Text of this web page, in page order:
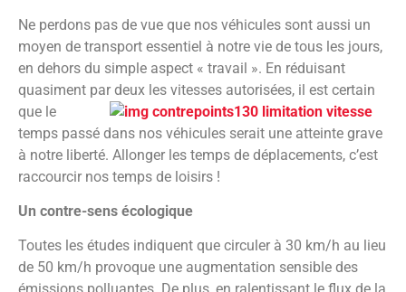
Ne perdons pas de vue que nos véhicules sont aussi un
moyen de transport essentiel à notre vie de tous les jours,
en dehors du simple aspect « travail ». En réduisant
quasiment par deux les vitesses autorisées, il est certain
que le
temps passé dans nos véhicules serait une atteinte grave
à notre liberté. Allonger les temps de déplacements, c’est
raccourcir nos temps de loisirs !
Un contre-sens écologique
Toutes les études indiquent que circuler à 30 km/h au lieu
de 50 km/h provoque une augmentation sensible des